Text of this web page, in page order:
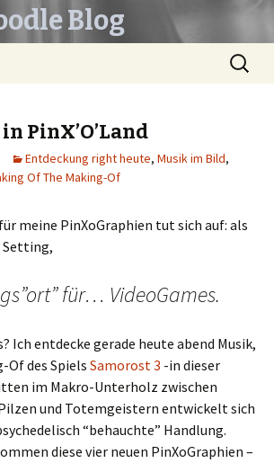
Blog
Search
for:
PinX’O’Land
Entdeckung right heute, Musik im Bild,
Of The Making-Of
meine PinXoGraphien tut sich auf: als
Setting,
für… VideoGames.
Ich entdecke gerade heute abend Musik,
Of des Spiels Samorost 3 -in dieser
im Makro-Unterholz zwischen
und Totemgeistern entwickelt sich
“behauchte” Handlung.
diese vier neuen PinXoGraphien –